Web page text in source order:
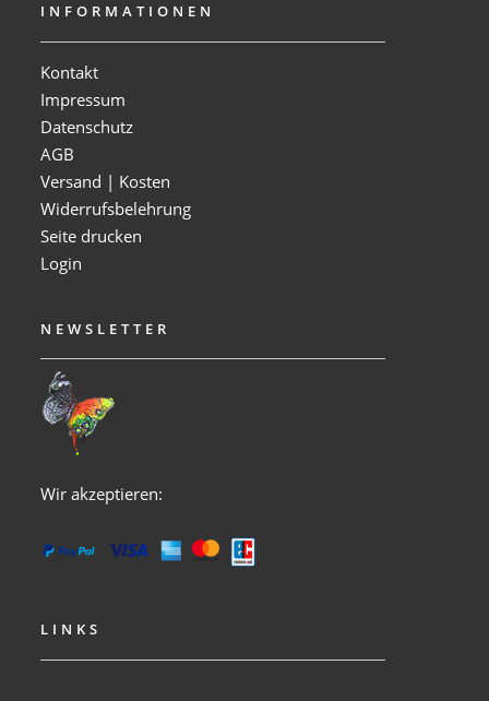
INFORMATIONEN
Kontakt
Impressum
Datenschutz
AGB
Versand | Kosten
Widerrufsbelehrung
Seite drucken
Login
NEWSLETTER
Wir akzeptieren:
LINKS